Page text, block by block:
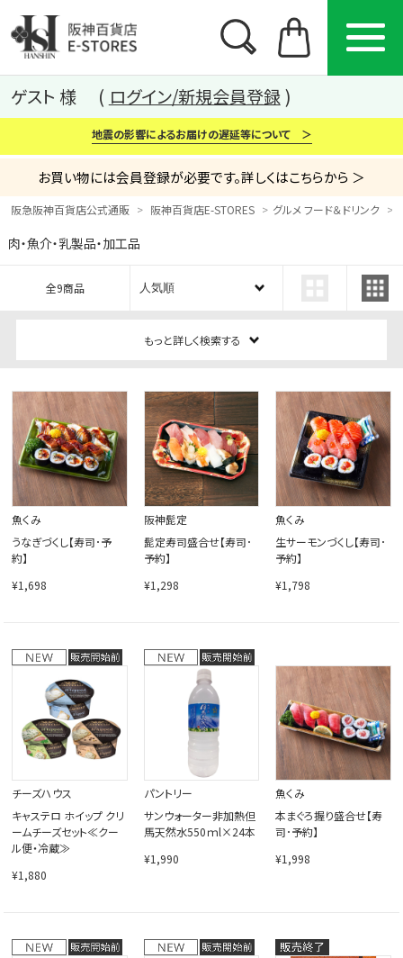
カテゴリー ブランド
閉じる
ゲスト 様 ログイン/新規会員登録
地震の影響によるお届けの遅延等について ＞
お買い物には会員登録が必要です。詳しくはこちらから ＞
阪急阪神百貨店公式通販 阪神百貨店E-STORES グルメ フード＆ドリンク
肉・魚介・乳製品・加工品
全9商品
もっと詳しく検索する
魚くみ
うなぎづくし【寿司･予
約】
¥1,698
阪神髭定
髭定寿司盛合せ【寿司･
予約】
¥1,298
魚くみ
生サーモンづくし【寿司･
予約】
¥1,798
チーズハウス
キャステロ ホイップ クリ
ームチーズセット≪クー
ル便・冷蔵≫
¥1,880
パントリー
サンウォーター非加熱但
馬天然水550ｍl×24本
¥1,990
魚くみ
本まぐろ握り盛合せ【寿
司･予約】
¥1,998